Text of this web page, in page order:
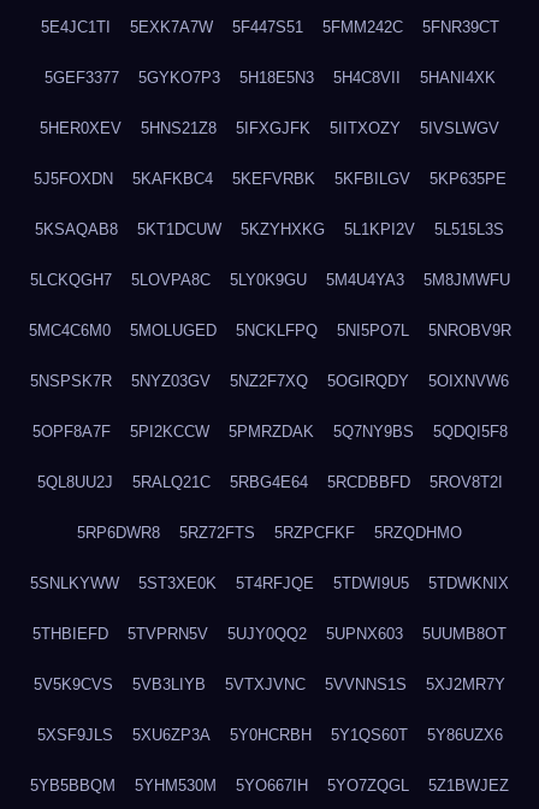
5E4JC1TI 5EXK7A7W 5F447S51 5FMM242C 5FNR39CT
5GEF3377 5GYKO7P3 5H18E5N3 5H4C8VII 5HANI4XK
5HER0XEV 5HNS21Z8 5IFXGJFK 5IITXOZY 5IVSLWGV
5J5FOXDN 5KAFKBC4 5KEFVRBK 5KFBILGV 5KP635PE
5KSAQAB8 5KT1DCUW 5KZYHXKG 5L1KPI2V 5L515L3S
5LCKQGH7 5LOVPA8C 5LY0K9GU 5M4U4YA3 5M8JMWFU
5MC4C6M0 5MOLUGED 5NCKLFPQ 5NI5PO7L 5NROBV9R
5NSPSK7R 5NYZ03GV 5NZ2F7XQ 5OGIRQDY 5OIXNVW6
5OPF8A7F 5PI2KCCW 5PMRZDAK 5Q7NY9BS 5QDQI5F8
5QL8UU2J 5RALQ21C 5RBG4E64 5RCDBBFD 5ROV8T2I
5RP6DWR8 5RZ72FTS 5RZPCFKF 5RZQDHMO
5SNLKYWW 5ST3XE0K 5T4RFJQE 5TDWI9U5 5TDWKNIX
5THBIEFD 5TVPRN5V 5UJY0QQ2 5UPNX603 5UUMB8OT
5V5K9CVS 5VB3LIYB 5VTXJVNC 5VVNNS1S 5XJ2MR7Y
5XSF9JLS 5XU6ZP3A 5Y0HCRBH 5Y1QS60T 5Y86UZX6
5YB5BBQM 5YHM530M 5YO667IH 5YO7ZQGL 5Z1BWJEZ